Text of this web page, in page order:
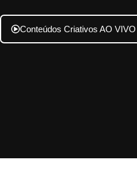
Conteúdos Criativos AO VIVO